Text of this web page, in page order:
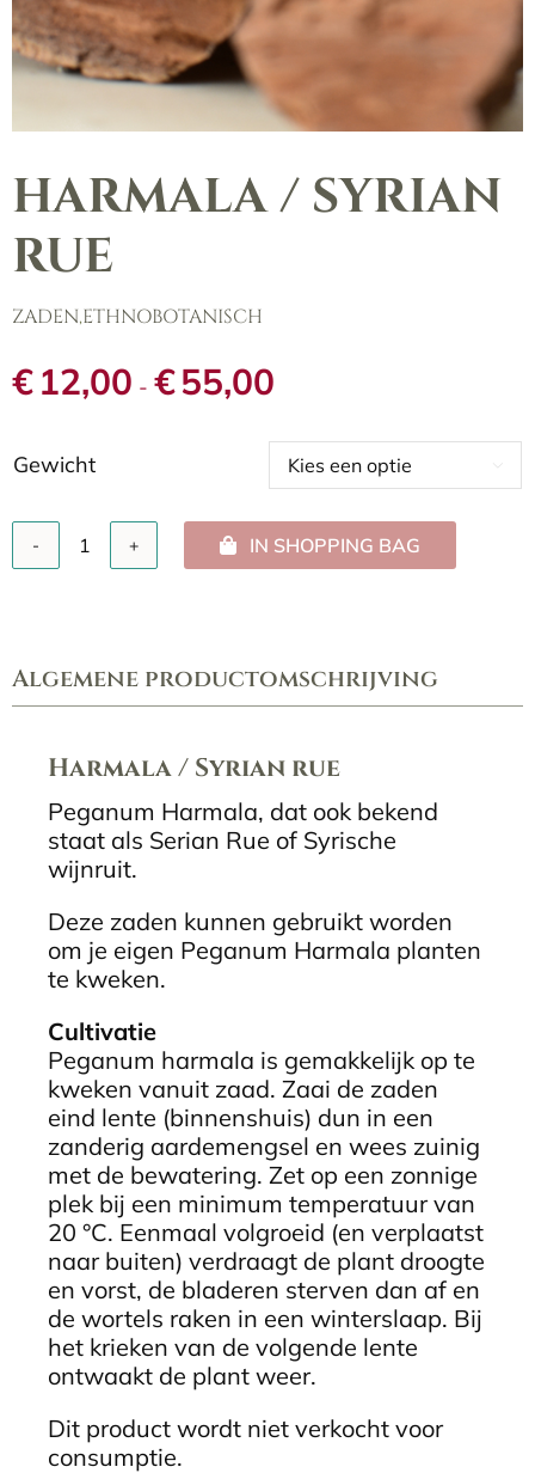
HARMALA / SYRIAN
RUE
ZADEN,ETHNOBOTANISCH
€12,00 - €55,00Prijsklasse:
€55,00
Gewicht
Harmala
IN SHOPPING BAG
Algemene productomschrijving
Harmala / Syrian rue
Peganum Harmala, dat ook bekend
staat als Serian Rue of Syrische
wijnruit.
Deze zaden kunnen gebruikt worden
om je eigen Peganum Harmala planten
te kweken.
Cultivatie
Peganum harmala is gemakkelijk op te
kweken vanuit zaad. Zaai de zaden
eind lente (binnenshuis) dun in een
zanderig aardemengsel en wees zuinig
met de bewatering. Zet op een zonnige
plek bij een minimum temperatuur van
20 °C. Eenmaal volgroeid (en verplaatst
naar buiten) verdraagt de plant droogte
en vorst, de bladeren sterven dan af en
de wortels raken in een winterslaap. Bij
het krieken van de volgende lente
ontwaakt de plant weer.
Dit product wordt niet verkocht voor
consumptie.